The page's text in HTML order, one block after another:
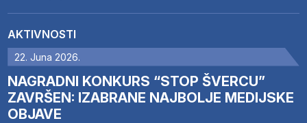
AKTIVNOSTI
22. Juna 2026.
NAGRADNI KONKURS “STOP ŠVERCU”
ZAVRŠEN: IZABRANE NAJBOLJE MEDIJSKE
OBJAVE